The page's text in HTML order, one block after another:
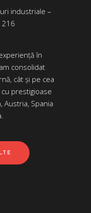
în
consolidat
cât și pe cea
prestigioase
Austria, Spania